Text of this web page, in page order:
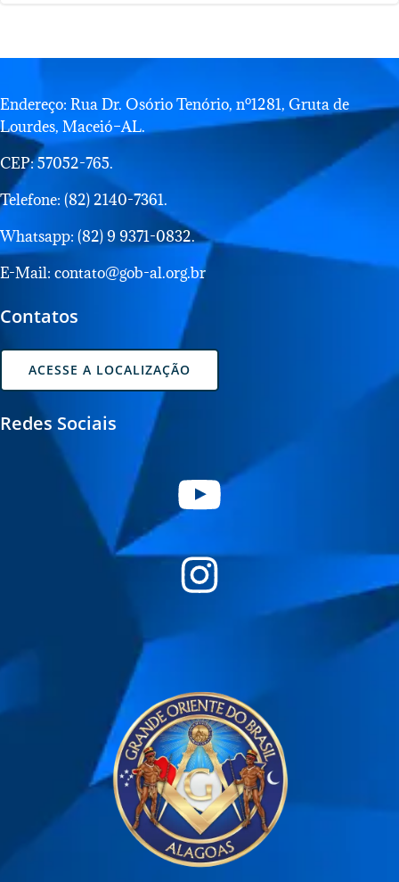
Endereço: Rua Dr. Osório Tenório, nº1281, Gruta de
Lourdes, Maceió–AL.
CEP: 57052-765.
Telefone: (82) 2140-7361.
Whatsapp: (82) 9 9371-0832.
E-Mail: contato@gob-al.org.br
Contatos
ACESSE A LOCALIZAÇÃO
Redes Sociais